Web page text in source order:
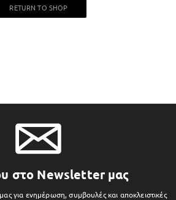
RETURN TO SHOP
στο Newsletter μας
για ενημέρωση, συμβουλές και αποκλειστικές